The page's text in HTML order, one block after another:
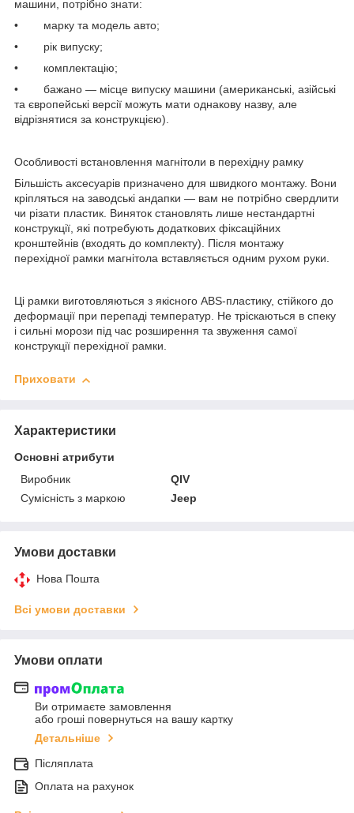
машини, потрібно знати:
• марку та модель авто;
• рік випуску;
• комплектацію;
• бажано — місце випуску машини (американські, азійські
та європейські версії можуть мати однакову назву, але
відрізнятися за конструкцією).
Особливості встановлення магнітоли в перехідну рамку
Більшість аксесуарів призначено для швидкого монтажу. Вони
кріпляться на заводські андапки — вам не потрібно свердлити
чи різати пластик. Виняток становлять лише нестандартні
конструкції, які потребують додаткових фіксаційних
кронштейнів (входять до комплекту). Після монтажу
перехідної рамки магнітола вставляється одним рухом руки.
Ці рамки виготовляються з якісного ABS-пластику, стійкого до
деформації при перепаді температур. Не тріскаються в спеку
і сильні морози під час розширення та звуження самої
конструкції перехідної рамки.
Приховати
Характеристики
Основні атрибути
Виробник
QIV
Сумісність з маркою
Jeep
Умови доставки
Нова Пошта
Всі умови доставки
Умови оплати
Ви отримаєте замовлення
або гроші повернуться на вашу картку
Детальніше
Післяплата
Оплата на рахунок